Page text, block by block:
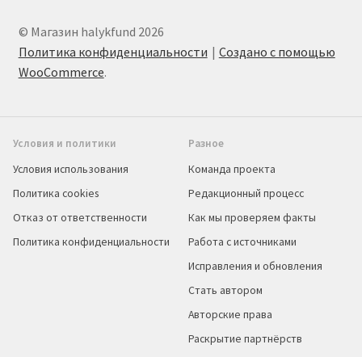
© Магазин halykfund 2026
Политика конфиденциальности
Создано с помощью
WooCommerce.
Условия и политики
Условия использования
Политика cookies
Отказ от ответственности
Политика конфиденциальности
Разное
Команда проекта
Редакционный процесс
Как мы проверяем факты
Работа с источниками
Исправления и обновления
Стать автором
Авторские права
Раскрытие партнёрств